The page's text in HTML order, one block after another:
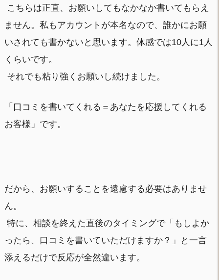
こちらは正直、お願いしてもなかなか書いてもらえ
ません。私もアカウントが本名なので、誰かにお願
いされても書かないと思います。体感では10人に1人
くらいです。
それでも粘り強くお願いし続けました。
「口コミを書いてくれる＝あなたを応援してくれる
お客様」です。
だから、お願いすることを遠慮する必要はありませ
ん。
特に、相談を終えた直後のタイミングで「もしよか
ったら、口コミを書いていただけますか？」と一言
添えるだけで反応が全然違います。